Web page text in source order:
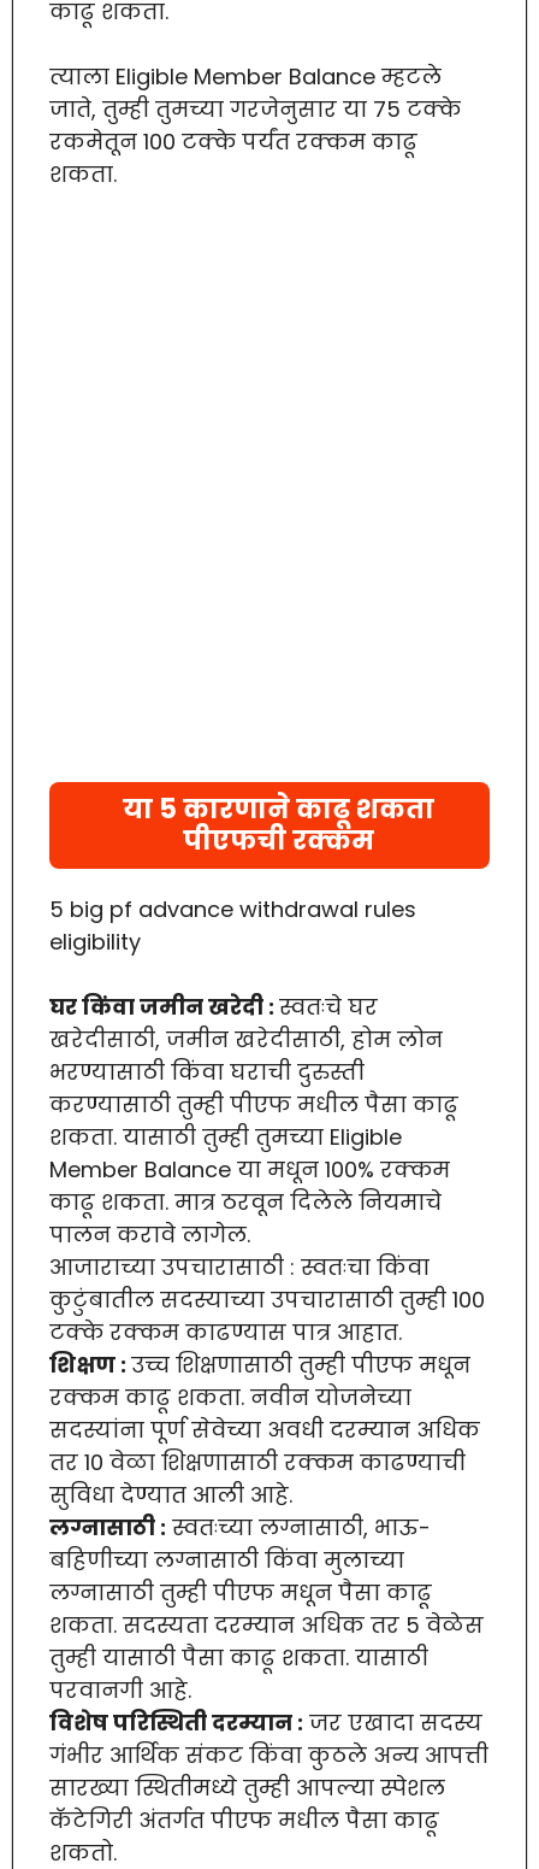
काढू शकता.
त्याला Eligible Member Balance म्हटले
जाते, तुम्ही तुमच्या गरजेनुसार या 75 टक्के
रकमेतून 100 टक्के पर्यंत रक्कम काढू
शकता.
या 5 कारणाने काढू शकता
पीएफची रक्कम
5 big pf advance withdrawal rules
eligibility
घर किंवा जमीन खरेदी : स्वतःचे घर
खरेदीसाठी, जमीन खरेदीसाठी, होम लोन
भरण्यासाठी किंवा घराची दुरुस्ती
करण्यासाठी तुम्ही पीएफ मधील पैसा काढू
शकता. यासाठी तुम्ही तुमच्या Eligible
Member Balance या मधून 100% रक्कम
काढू शकता. मात्र ठरवून दिलेले नियमाचे
पालन करावे लागेल.
आजाराच्या उपचारासाठी : स्वतःचा किंवा
कुटुंबातील सदस्याच्या उपचारासाठी तुम्ही 100
टक्के रक्कम काढण्यास पात्र आहात.
शिक्षण : उच्च शिक्षणासाठी तुम्ही पीएफ मधून
रक्कम काढू शकता. नवीन योजनेच्या
सदस्यांना पूर्ण सेवेच्या अवधी दरम्यान अधिक
तर 10 वेळा शिक्षणासाठी रक्कम काढण्याची
सुविधा देण्यात आली आहे.
लग्नासाठी : स्वतःच्या लग्नासाठी, भाऊ-
बहिणीच्या लग्नासाठी किंवा मुलाच्या
लग्नासाठी तुम्ही पीएफ मधून पैसा काढू
शकता. सदस्यता दरम्यान अधिक तर 5 वेळेस
तुम्ही यासाठी पैसा काढू शकता. यासाठी
परवानगी आहे.
विशेष परिस्थिती दरम्यान : जर एखादा सदस्य
गंभीर आर्थिक संकट किंवा कुठले अन्य आपत्ती
सारख्या स्थितीमध्ये तुम्ही आपल्या स्पेशल
कॅटेगिरी अंतर्गत पीएफ मधील पैसा काढू
शकतो.